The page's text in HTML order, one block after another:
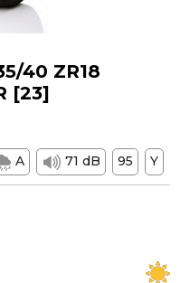
40 ZR18
[23]
A 71 dB 95 Y